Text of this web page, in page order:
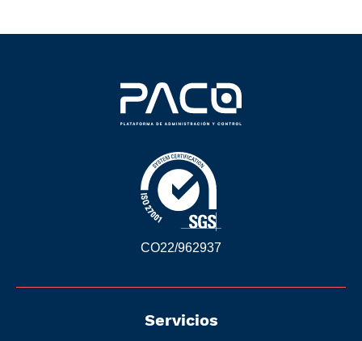
CO22/962937
Servicios